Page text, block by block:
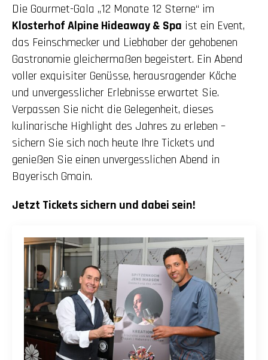
Die Gourmet-Gala „12 Monate 12 Sterne“ im
Klosterhof Alpine Hideaway & Spa ist ein Event,
das Feinschmecker und Liebhaber der gehobenen
Gastronomie gleichermaßen begeistert. Ein Abend
voller exquisiter Genüsse, herausragender Köche
und unvergesslicher Erlebnisse erwartet Sie.
Verpassen Sie nicht die Gelegenheit, dieses
kulinarische Highlight des Jahres zu erleben –
sichern Sie sich noch heute Ihre Tickets und
genießen Sie einen unvergesslichen Abend in
Bayerisch Gmain.
Jetzt Tickets sichern und dabei sein!